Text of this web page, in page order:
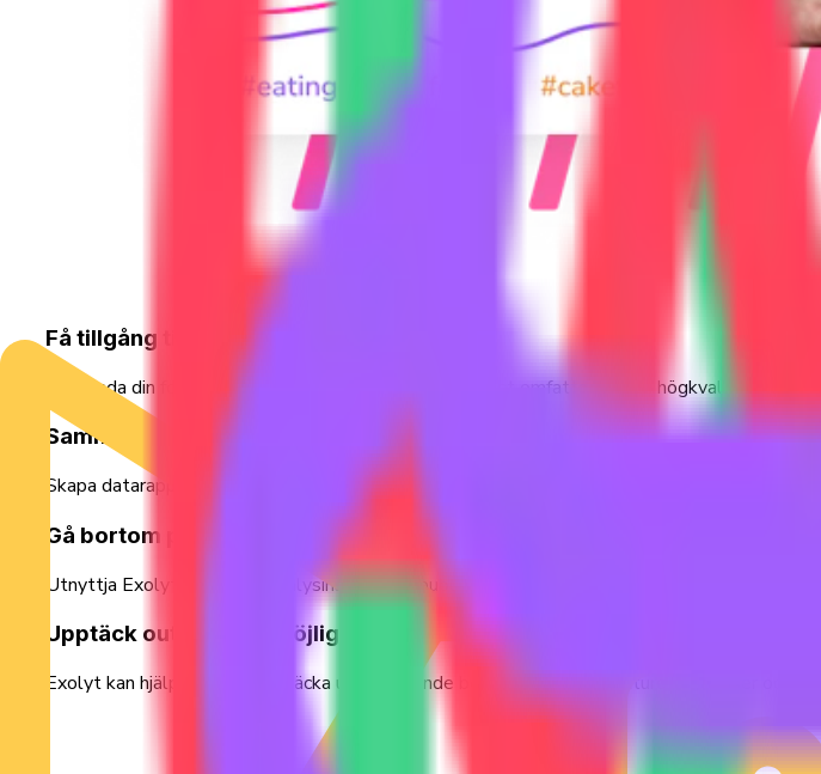
Få tillgång till relevanta TikTok-data
Påskynda din forskning med snabb tillgång till den mest omfattande och högkvalitativa
Sammanställa omfattande rapporter
Skapa datarapporter och instrumentpaneler för snabb åtkomst och export för att
Gå bortom prestandastatistik
Utnyttja Exolyts förfyllda analysinsikter om publikens känslor, videoengagemang och
Upptäck outnyttjade möjligheter
Exolyt kan hjälpa dig att upptäcka underliggande berättelser, sociokulturella nyanser och